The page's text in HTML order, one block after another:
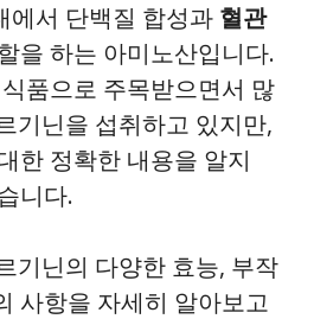
에서 단백질 합성과 혈관
을 하는 아미노산입니다.
품으로 주목받으면서 많
기닌을 섭취하고 있지만,
한 정확한 내용을 알지
니다.
기닌의 다양한 효능, 부작
사항을 자세히 알아보고